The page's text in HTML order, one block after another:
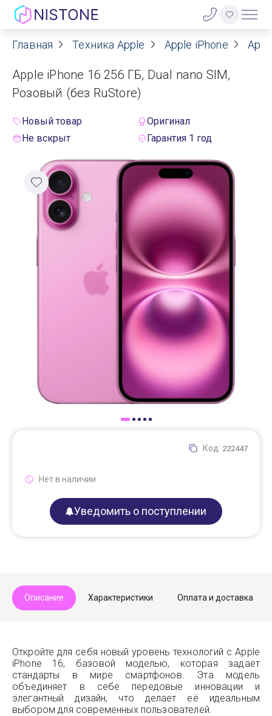
Акции
О нас
Договор оферты
Реквизиты
Контакты
Главная Техника Apple Apple iPhone
Apple iPhone 16 256 ГБ, Dual nano SIM,
Розовый (без RuStore)
Новый товар
Оригинал
Не вскрыт
Гарантия 1 год
Код: 222447
Нет в наличии
Уведомить о поступлении
Описание Характеристики Оплата и доставка
Откройте для себя новый уровень технологий с Apple
iPhone 16, базовой моделью, которая задает
стандарты в мире смартфонов. Эта модель
объединяет в себе передовые инновации и
элегантный дизайн, что делает её идеальным
выбором для современных пользователей.